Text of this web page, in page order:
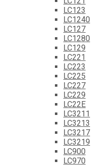
LC123
LC1240
LC127
LC1280
LC129
LC221
LC223
LC225
LC227
LC229
LC22E
LC3211
LC3213
LC3217
LC3219
LC900
LC970